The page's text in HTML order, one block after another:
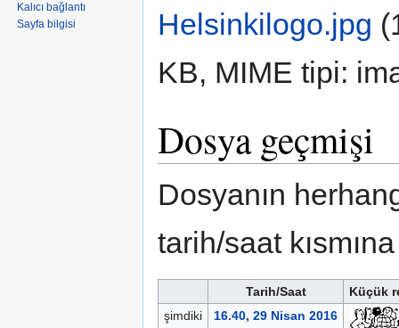
Helsinkilogo.jpg
KB, MIME tipi:
Dosya geçmişi
Dosyanın
tarih/saat kısmına
Tarih/Saat
Küçük
şimdiki
16.40, 29 Nisan 2016
Kalıcı bağlantı
Sayfa bilgisi